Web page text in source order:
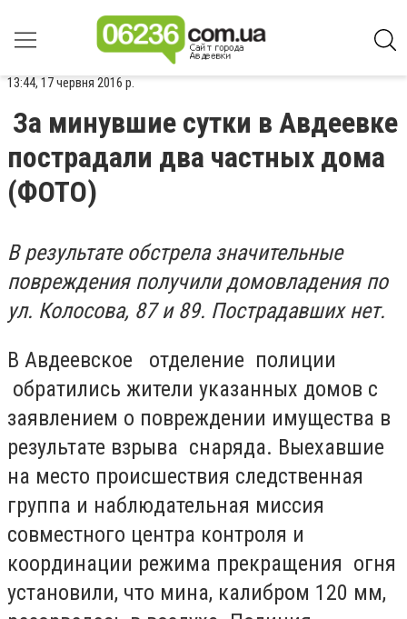
13:44, 17 червня 2016 р.
За минувшие сутки в Авдеевке
пострадали два частных дома
(ФОТО)
В результате обстрела значительные
повреждения получили домовладения по
ул. Колосова, 87 и 89. Пострадавших нет.
В Авдеевское отделение полиции
обратились жители указанных домов с
заявлением о повреждении имущества в
результате взрыва снаряда. Выехавшие
на место происшествия следственная
группа и наблюдательная миссия
совместного центра контроля и
координации режима прекращения огня
установили, что мина, калибром 120 мм,